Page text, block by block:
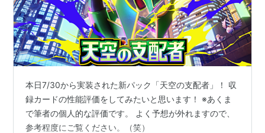
本日7/30から実装された新パック「天空の支配者」！ 収
録カードの性能評価をしてみたいと思います！ ※あくま
で筆者の個人的な評価です。 よく予想が外れますので、
参考程度にご覧ください。（笑）